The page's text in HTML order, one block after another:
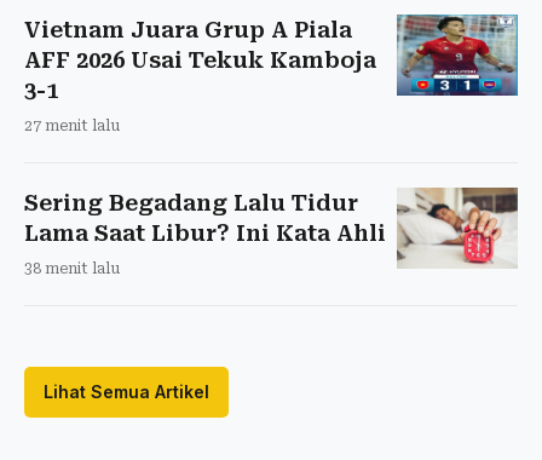
Vietnam Juara Grup A Piala
AFF 2026 Usai Tekuk Kamboja
3-1
27 menit lalu
Sering Begadang Lalu Tidur
Lama Saat Libur? Ini Kata Ahli
38 menit lalu
Lihat Semua Artikel